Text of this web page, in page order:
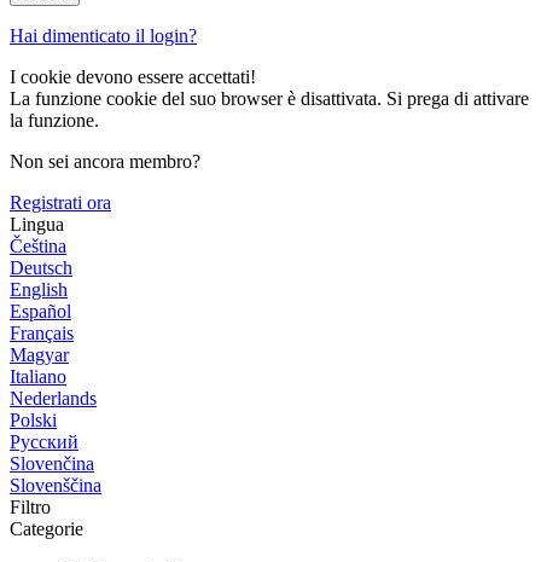
Hai dimenticato il login?
I cookie devono essere accettati!
La funzione cookie del suo browser è disattivata. Si prega di attivare
la funzione.
Non sei ancora membro?
Registrati ora
Lingua
Čeština
Deutsch
English
Español
Français
Magyar
Italiano
Nederlands
Polski
Русский
Slovenčina
Slovenščina
Filtro
Categorie